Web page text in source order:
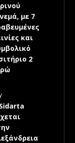
με 7
και
2